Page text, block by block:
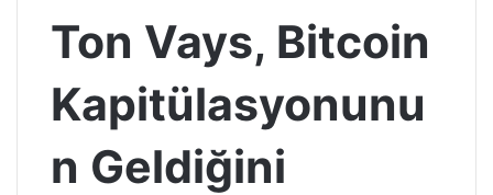
Ton Vays, Bitcoin
Kapitülasyonunu
n Geldiğini